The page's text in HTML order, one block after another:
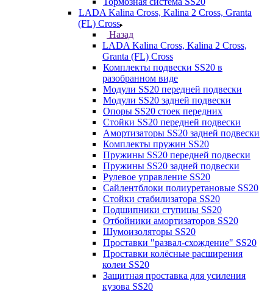
LADA Kalina Cross, Kalina 2 Cross, Granta
(FL) Cross
Назад
LADA Kalina Cross, Kalina 2 Cross,
Granta (FL) Cross
Комплекты подвески SS20 в
разобранном виде
Модули SS20 передней подвески
Модули SS20 задней подвески
Опоры SS20 стоек передних
Стойки SS20 передней подвески
Амортизаторы SS20 задней подвески
Комплекты пружин SS20
Пружины SS20 передней подвески
Пружины SS20 задней подвески
Рулевое управление SS20
Сайлентблоки полиуретановые SS20
Стойки стабилизатора SS20
Подшипники ступицы SS20
Отбойники амортизаторов SS20
Шумоизоляторы SS20
Проставки "развал-схождение" SS20
Проставки колёсные расширения
колеи SS20
Защитная проставка для усиления
кузова SS20